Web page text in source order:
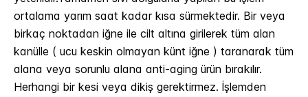
ortalama yarım saat kadar kısa sürmektedir. Bir veya
birkaç noktadan iğne ile cilt altına girilerek tüm alan
kanülle ( ucu keskin olmayan künt iğne ) taranarak tüm
alana veya sorunlu alana anti-aging ürün bırakılır.
Herhangi bir kesi veya dikiş gerektirmez. İşlemden